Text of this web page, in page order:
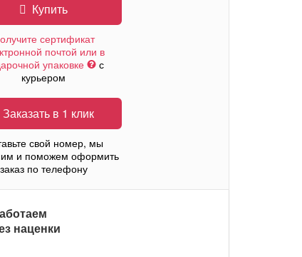
Купить
сертификат
почтой или в
упаковке
с
курьером
Заказать в 1 клик
свой номер, мы
и поможем оформить
заказ по телефону
наценки